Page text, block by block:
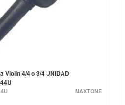
Violin 4/4 o 3/4 UNIDAD
MAXTONE